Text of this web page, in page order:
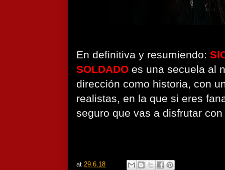
En definitiva y resumiendo:
SOLDADO es una secuela al
dirección como historia, con
realistas, en la que si eres
seguro que vas a disfrutar
at 29.6.18